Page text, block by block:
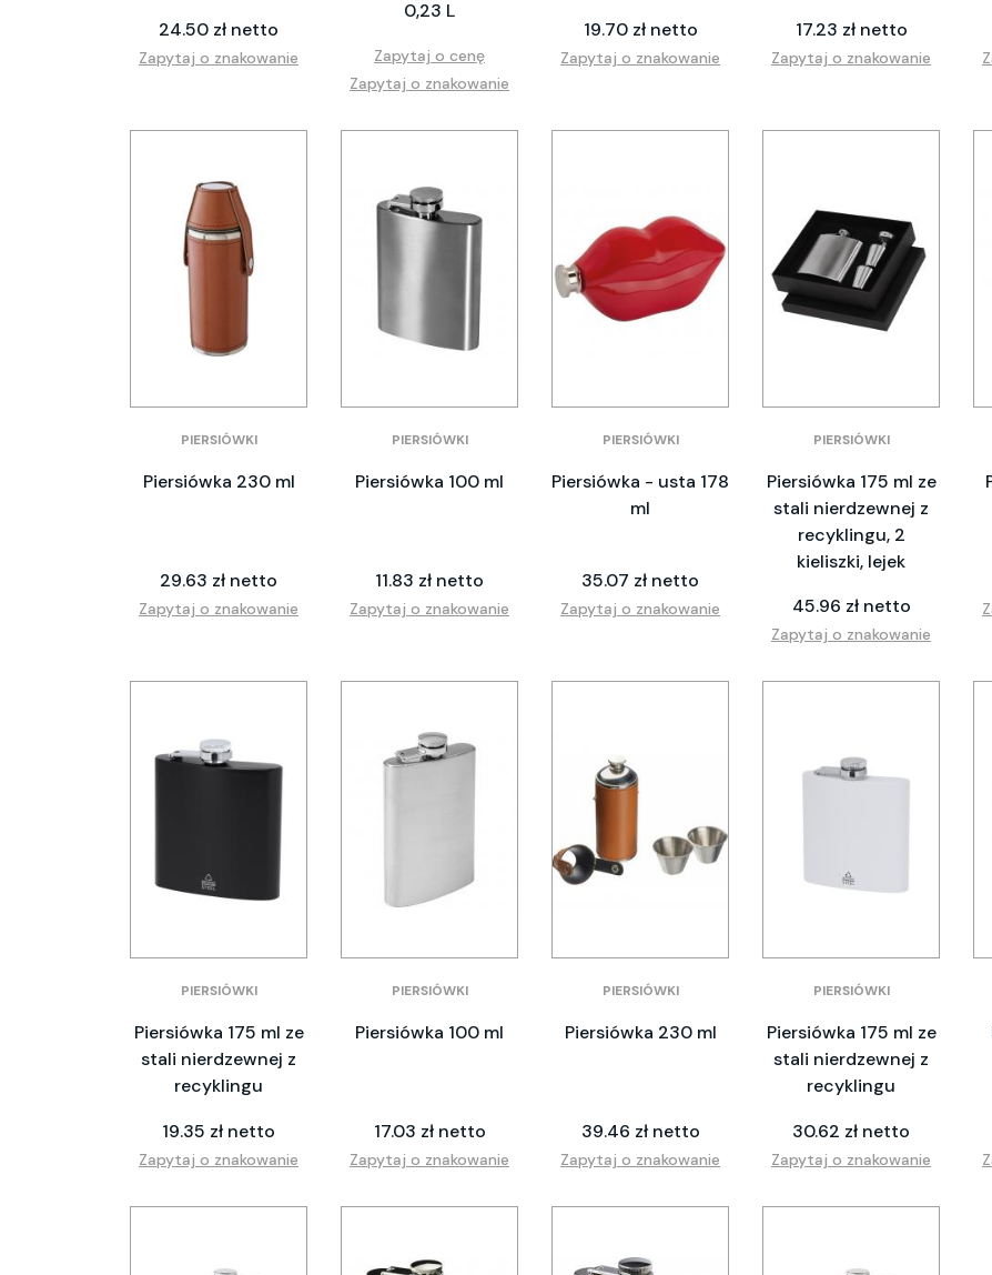
24.50 zł netto
Zapytaj o znakowanie
0,23 L
Zapytaj o cenę
Zapytaj o znakowanie
19.70 zł netto
Zapytaj o znakowanie
17.23 zł netto
Zapytaj o znakowanie
PIERSIÓWKI
Piersiówka 230 ml
29.63 zł netto
Zapytaj o znakowanie
PIERSIÓWKI
Piersiówka 100 ml
11.83 zł netto
Zapytaj o znakowanie
PIERSIÓWKI
Piersiówka - usta 178
ml
35.07 zł netto
Zapytaj o znakowanie
PIERSIÓWKI
Piersiówka 175 ml ze
stali nierdzewnej z
recyklingu, 2
kieliszki, lejek
45.96 zł netto
Zapytaj o znakowanie
PIERSIÓWKI
Piersiówka 175 ml ze
stali nierdzewnej z
recyklingu
19.35 zł netto
Zapytaj o znakowanie
PIERSIÓWKI
Piersiówka 100 ml
17.03 zł netto
Zapytaj o znakowanie
PIERSIÓWKI
Piersiówka 230 ml
39.46 zł netto
Zapytaj o znakowanie
PIERSIÓWKI
Piersiówka 175 ml ze
stali nierdzewnej z
recyklingu
30.62 zł netto
Zapytaj o znakowanie